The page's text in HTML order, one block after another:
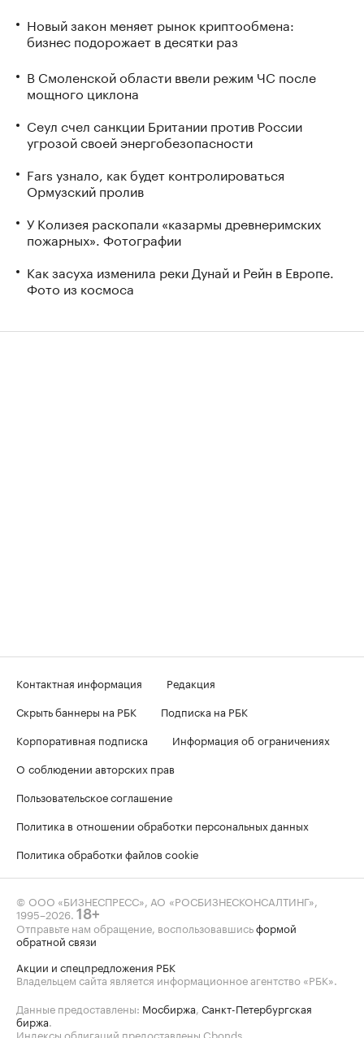
Новый закон меняет рынок криптообмена:
бизнес подорожает в десятки раз
В Смоленской области ввели режим ЧС после
мощного циклона
Сеул счел санкции Британии против России
угрозой своей энергобезопасности
Fars узнало, как будет контролироваться
Ормузский пролив
У Колизея раскопали «казармы древнеримских
пожарных». Фотографии
Как засуха изменила реки Дунай и Рейн в Европе.
Фото из космоса
Контактная информация
Редакция
Скрыть баннеры на РБК
Подписка на РБК
Корпоративная подписка
Информация об ограничениях
О соблюдении авторских прав
Пользовательское соглашение
Политика в отношении обработки персональных данных
Политика обработки файлов cookie
© ООО «БИЗНЕСПРЕСС», АО «РОСБИЗНЕСКОНСАЛТИНГ»,
1995–2026 18+
Отправьте нам обращение, воспользовавшисьформой
обратной связи
Акции и спецпредложения РБК
Владельцем сайта является информационное агентство «РБК».
Данные предоставлены: Мосбиржа Санкт-Петербургская
биржа
Индексы облигаций предоставлены Cbonds.